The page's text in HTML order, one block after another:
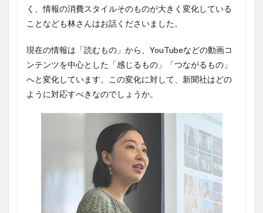
く、情報の消費スタイルそのものが大きく変化している
ことなども林さんはお話くださいました。
現在の情報は「読むもの」から、YouTubeなどの動画コ
ンテンツを中心とした「感じるもの」「つながるもの」
へと変化しています。この変化に対して、新聞社はどの
ように対応すべきなのでしょうか。